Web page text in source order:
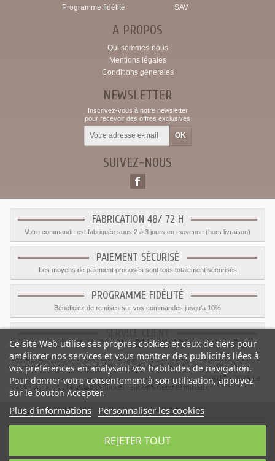
Programme fidélité
SAV
A PROPOS
Qui sommes-nous
Mentions légales
Conditions générales
NEWSLETTER
Inscrivez-vous à notre newsletter
pour recevoir des offres exclusives
SUIVEZ-NOUS
FABRICATION 48/ 72 H
Votre commande est fabriquée sous 2 à 3 jours en moyenne (hors livraison)
PAIEMENT SÉCURISÉ
Les moyens de paiement proposés sont tous totalement sécurisés
PROGRAMME FIDÉLITÉ
Bénéficiez de remises sur vos commandes jusqu'a 10%
Le service client est a votre disposition du lundi au vendredi de 8h à 17h
09.82.28.47.69.
© 2012 - 2026 Le
Monde du Sticker :
stickers déco et muraux
Sticker Enfant bouteille à la mer-Catégorie
Ce site Web utilise ses propres cookies et ceux de tiers pour
améliorer nos services et vous montrer des publicités liées à
vos préférences en analysant vos habitudes de navigation.
Pour donner votre consentement à son utilisation, appuyez
sur le bouton Accepter.
Plus d'informations Personnaliser les cookies
REJETER TOUT